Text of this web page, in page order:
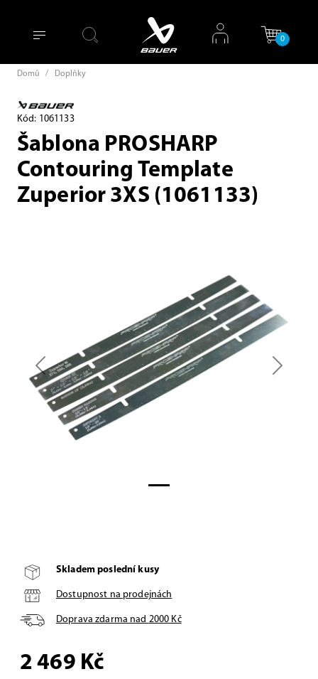
0
Domů / Doplňky
Kód: 1061133
Šablona PROSHARP
Contouring Template
Zuperior 3XS (1061133)
Previous Next
Skladem poslední kusy
Dostupnost na prodejnách
Doprava zdarma nad 2000 Kč
2 469 Kč